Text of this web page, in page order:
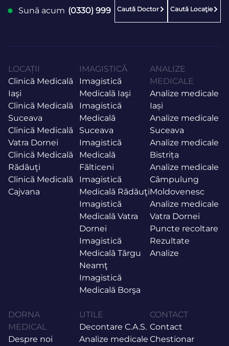
Sună acum (0330) 999 Caută Doctor Caută Locaţie
LOCAȚII
Clinică Medicală
Iaşi
Clinică Medicală
Suceava
Clinică Medicală
Vatra Dornei
Clinică Medicală
Rădăuţi
Clinică Medicală
Cajvana
IMAGISTICĂ
Imagistică
Medicală Iaşi
Imagistică
Medicală
Suceava
Imagistică
Medicală
Fălticeni
Imagistică
Medicală Rădăuţi
Imagistică
Medicală Vatra
Dornei
Imagistică
Medicală Târgu
Neamţ
Imagistică
Medicală Borşa
ANALIZE
MEDICALE
Analize medicale
Iași
Analize medicale
Suceava
Analize medicale
Bistrița
Analize medicale
Câmpulung
Moldovenesc
Analize medicale
Vatra Dornei
Puncte recoltare
Rezultate
Analize
DORNA
MEDICAL
Despre noi
UTILE
Decontare C.A.S.
Analize medicale
CONTACT
Contact
Chestionar